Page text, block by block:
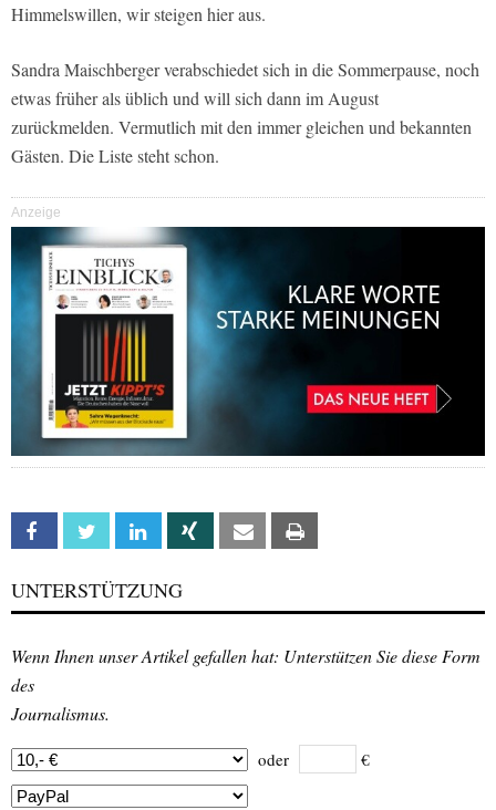
Himmelswillen, wir steigen hier aus.
Sandra Maischberger verabschiedet sich in die Sommerpause, noch
etwas früher als üblich und will sich dann im August
zurückmelden. Vermutlich mit den immer gleichen und bekannten
Gästen. Die Liste steht schon.
Anzeige
Facebook Twitter Linkedin Xing Email
UNTERSTÜTZUNG
Wenn Ihnen unser Artikel gefallen hat: Unterstützen Sie diese Form
des
Journalismus.
oder €